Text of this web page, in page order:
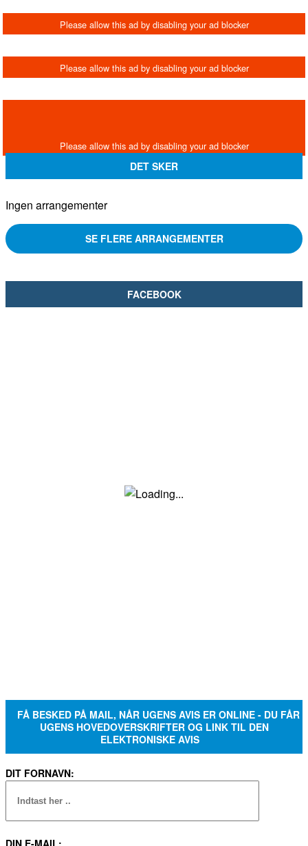
DET SKER
Ingen arrangementer
SE FLERE ARRANGEMENTER
FACEBOOK
FÅ BESKED PÅ MAIL, NÅR UGENS AVIS ER ONLINE - DU FÅR
UGENS HOVEDOVERSKRIFTER OG LINK TIL DEN
ELEKTRONISKE AVIS
DIT FORNAVN:
DIN E-MAIL: